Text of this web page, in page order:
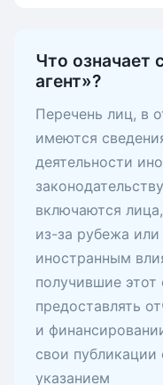
Что означает
агент»?
Перечень лиц, в
имеются
деятельности
включаются
из-за рубежа
иностранным
получившие этот
предоставлять
и
свои
указанием